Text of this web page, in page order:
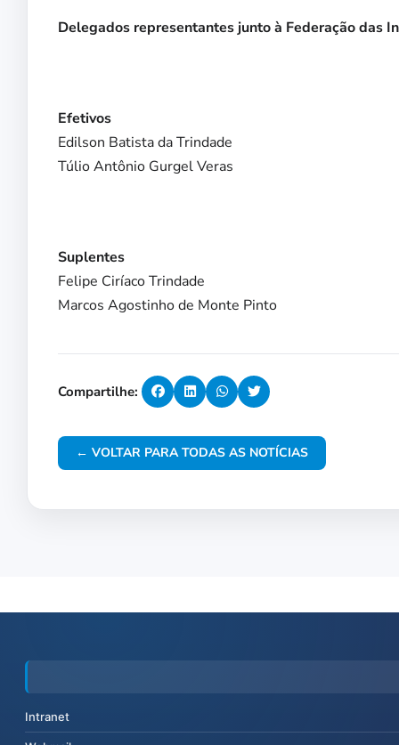
Delegados representantes junto à Federação das
Efetivos
Edilson Batista da Trindade
Túlio Antônio Gurgel Veras
Suplentes
Felipe Ciríaco Trindade
Marcos Agostinho de Monte Pinto
Compartilhe:
← VOLTAR PARA TODAS AS NOTÍCIAS
Intranet